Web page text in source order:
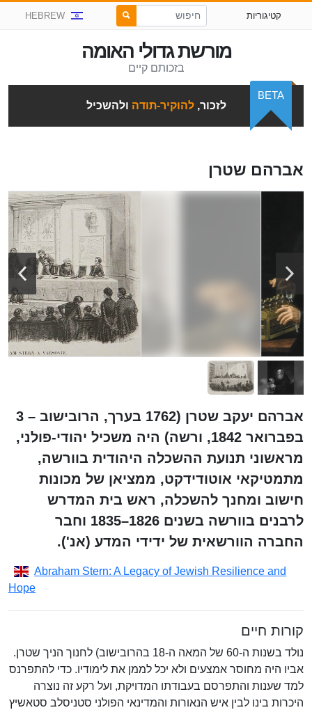
קטיגוריות HEBREW
מורשת גדולי האומה
בזכותם קיים
לזכור,להוקיר-תודה ולהשכיל
BETA
אברהם שטרן
אברהם יעקב שטרן (1762 בערך, הרובישוב – 3
בפברואר 1842, ורשה) היה משכיל יהודי-פולני,
מראשוני תנועת ההשכלה היהודית בוורשה,
מתמטיקאי אוטודידקט, ממציאן של מכונות
חישוב ומחנך להשכלה, ראש בית המדרש
לרבנים בוורשה בשנים 1826–1835 וחבר
החברה הוורשאית של ידידי המדע (אנ').
Abraham Stern: A Legacy of Jewish Resilience and
Hope
קורות חיים
נולד בשנות ה-60 של המאה ה-18 בהרובישוב) לחנוך הניך שטרן.
אביו היה מחוסר אמצעים ולא יכל לממן את לימודיו. כדי להתפרנס
למד שענות והתפרסם בעבודתו המדויקת, ועל רקע זה נוצרה
היכרות בינו לבין איש הנאורות והמדינאי הפולני סטניסלב סטאשיץ